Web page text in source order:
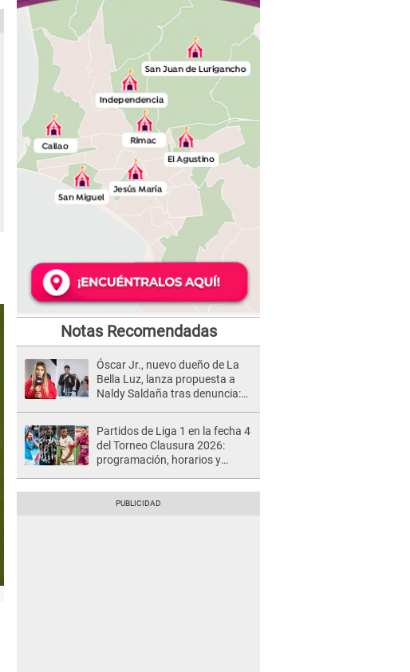
Notas Recomendadas
Óscar Jr., nuevo dueño de La
Bella Luz, lanza propuesta a
Naldy Saldaña tras denuncia:
Partidos de Liga 1 en la fecha 4
del Torneo Clausura 2026:
programación, horarios y